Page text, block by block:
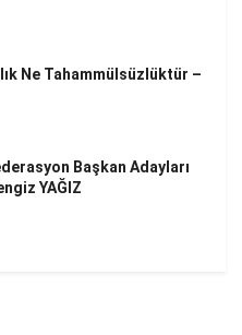
Ne Tahammülsüzlüktür –
Başkan Adayları
YAĞIZ